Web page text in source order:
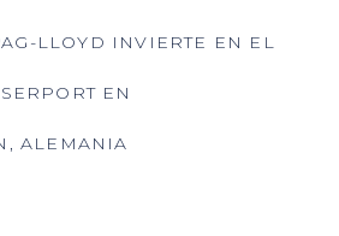
LLOYD INVIERTE EN EL
EN
ALEMANIA